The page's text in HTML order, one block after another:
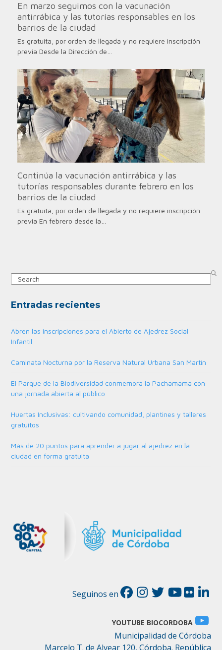
En marzo seguimos con la vacunación
antirrábica y las tutorías responsables en los
barrios de la ciudad
Es gratuita, por orden de llegada y no requiere inscripción
previa Desde la Dirección de…
Continúa la vacunación antirrábica y las
tutorías responsables durante febrero en los
barrios de la ciudad
Es gratuita, por orden de llegada y no requiere inscripción
previa En febrero desde la…
Search
Entradas recientes
Abren las inscripciones para el Abierto de Ajedrez Social
Infantil
Caminata Nocturna por la Reserva Natural Urbana San Martín
El Parque de la Biodiversidad conmemora la Pachamama con
una jornada abierta al público
Huertas Inclusivas: cultivando comunidad, plantines y talleres
gratuitos
Más de 20 puntos para aprender a jugar al ajedrez en la
ciudad en forma gratuita
Seguinos en
YOUTUBE BIOCORDOBA
Municipalidad de Córdoba
Marcelo T. de Alvear 120, Córdoba. República